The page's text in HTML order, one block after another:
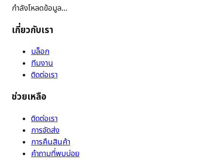
กำลังโหลดข้อมูล...
เกี่ยวกับเรา
บล็อก
ทีมงาน
ติดต่อเรา
ช่วยเหลือ
ติดต่อเรา
การจัดส่ง
การคืนสินค้า
คำถามที่พบบ่อย